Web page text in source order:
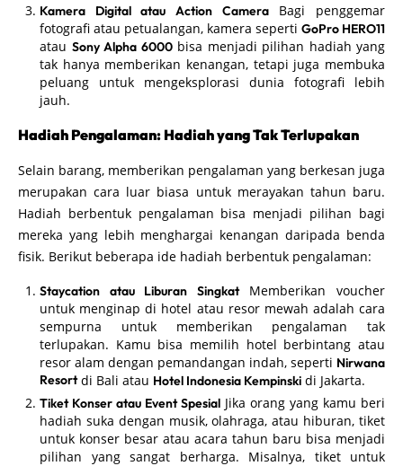
Kamera Digital atau Action CameraBagi penggemar
fotografi atau petualangan, kamera seperti GoPro HERO11
atau Sony Alpha 6000bisa menjadi pilihan hadiah yang
tak hanya memberikan kenangan, tetapi juga membuka
peluang untuk mengeksplorasi dunia fotografi lebih
jauh.
Hadiah Pengalaman: Hadiah yang Tak Terlupakan
Selain barang, memberikan pengalaman yang berkesan juga
merupakan cara luar biasa untuk merayakan tahun baru.
Hadiah berbentuk pengalaman bisa menjadi pilihan bagi
mereka yang lebih menghargai kenangan daripada benda
fisik. Berikut beberapa ide hadiah berbentuk pengalaman:
Staycation atau Liburan SingkatMemberikan voucher
untuk menginap di hotel atau resor mewah adalah cara
sempurna untuk memberikan pengalaman tak
terlupakan. Kamu bisa memilih hotel berbintang atau
resor alam dengan pemandangan indah, seperti Nirwana
Resortdi Bali atau Hotel Indonesia Kempinski di Jakarta.
Tiket Konser atau Event Spesial Jika orang yang kamu beri
hadiah suka dengan musik, olahraga, atau hiburan, tiket
untuk konser besar atau acara tahun baru bisa menjadi
pilihan yang sangat berharga. Misalnya, tiket untuk